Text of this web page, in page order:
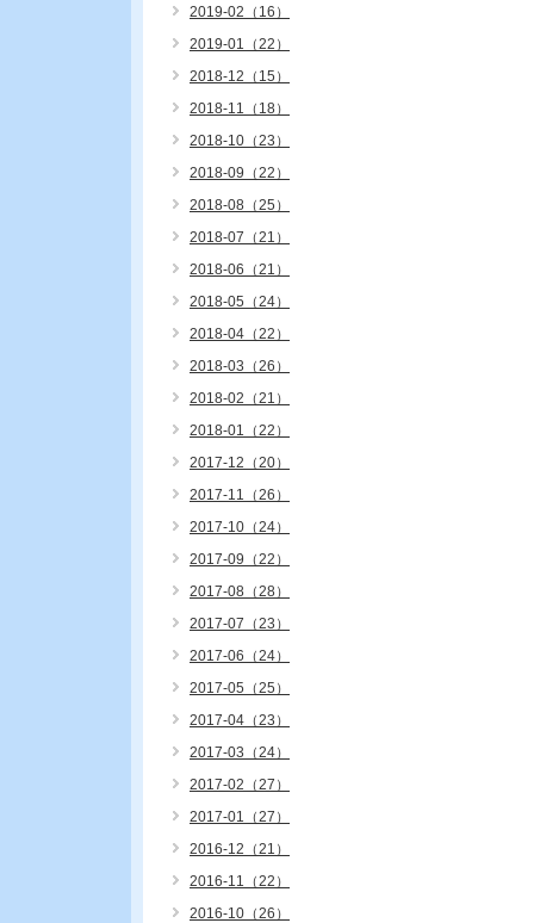
2019-02（16）
2019-01（22）
2018-12（15）
2018-11（18）
2018-10（23）
2018-09（22）
2018-08（25）
2018-07（21）
2018-06（21）
2018-05（24）
2018-04（22）
2018-03（26）
2018-02（21）
2018-01（22）
2017-12（20）
2017-11（26）
2017-10（24）
2017-09（22）
2017-08（28）
2017-07（23）
2017-06（24）
2017-05（25）
2017-04（23）
2017-03（24）
2017-02（27）
2017-01（27）
2016-12（21）
2016-11（22）
2016-10（26）